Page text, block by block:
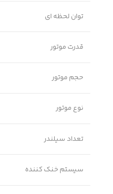
توان لحظه ای
قدرت موتور
حجم موتور
نوع موتور
تعداد سیلندر
سیستم خنک کننده